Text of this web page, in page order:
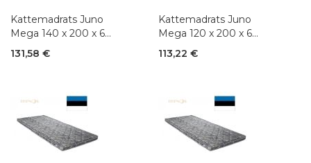
Kattemadrats Juno
Mega 140 x 200 x 6
cm
131,58 €
Kattemadrats Juno
Mega 120 x 200 x 6
cm
113,22 €